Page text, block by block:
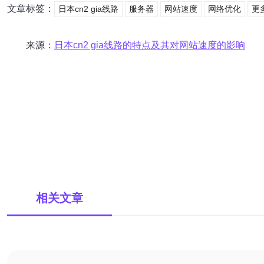
文章标签： 日本cn2 gia线路 服务器 网站速度 网络优化 更
来源： 日本cn2 gia线路的特点及其对网站速度的影响
相关文章